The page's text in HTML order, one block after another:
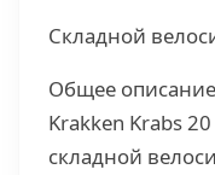
Складной
Общее
Krakken Krabs
складной